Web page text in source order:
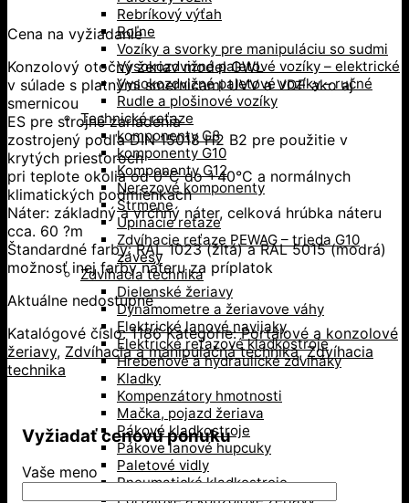
Rebríkový výťah
Roľne
Vozíky a svorky pre manipuláciu so sudmi
Vysokozdvižné paletové vozíky – elektrické
Vysokozdvižné paletové vozíky – ručné
Rudle a plošinové vozíky
Technické reťaze
komponenty G8
komponenty G10
Komponenty G12
Nerezové komponenty
Strmene
Upínacie reťaze
Zdvíhacie reťaze PEWAG – trieda G10
závesy
Zdvíhacia technika
Dielenské žeriavy
Dynamometre a žeriavove váhy
Elektrické lanové navijaky
Elektrické reťazové kladkostroje
Hrebeňové a hydraulické zdviháky
Kladky
Kompenzátory hmotnosti
Mačka, pojazd žeriava
Pákové kladkostroje
Pákove lanové hupcuky
Paletové vidly
Pneumatické kladkostroje
Cena na vyžiadanie
Konzolový otočný žeriav model GWL
v súlade s platnými smernicami UVV a VDE ako aj
smernicou
ES pre strojné zariadenia
zostrojený podľa DIN 15018 H2 B2 pre použitie v
krytých priestoroch
pri teplote okolia od 0°C do +40°C a normálnych
klimatických podmienkach
Náter: základný a vrchný náter, celková hrúbka náteru
cca. 60 ?m
Štandardné farby: RAL 1023 (žltá) a RAL 5015 (modrá)
možnosť inej farby náteru za príplatok
Aktuálne nedostupné
Katalógové číslo:1186 Kategórie:Portálové a konzolové
žeriavy, Zdvíhacia a manipulačná technika,Zdvíhacia
technika
Vyžiadať cenovú ponuku
Vaše meno